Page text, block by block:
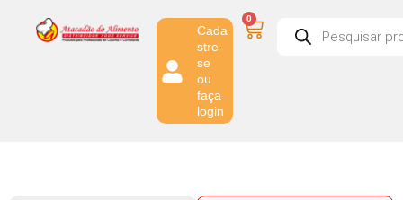
Cada
stre-
se
ou
faça
login
0